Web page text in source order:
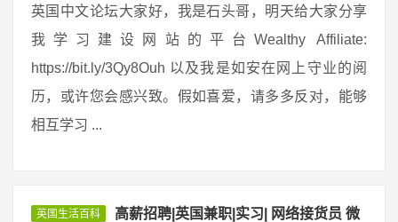
英国中文论坛大家好，我是石头哥，明天给大家分享
我学习建设网站的平台Wealthy Affiliate:
https://bit.ly/3Qy8Ouh 以及我是如安在网上守业的阅
历，或许您会感兴致。假如喜爱，请多多反对，能够
相互学习 ...
英国生活百科
高薪招聘|英国兼职|实习| 网络接货员 微